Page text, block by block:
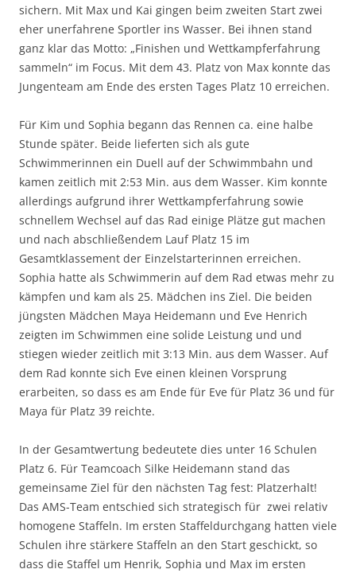
sichern. Mit Max und Kai gingen beim zweiten Start zwei
eher unerfahrene Sportler ins Wasser. Bei ihnen stand
ganz klar das Motto: „Finishen und Wettkampferfahrung
sammeln“ im Focus. Mit dem 43. Platz von Max konnte das
Jungenteam am Ende des ersten Tages Platz 10 erreichen.
Für Kim und Sophia begann das Rennen ca. eine halbe
Stunde später. Beide lieferten sich als gute
Schwimmerinnen ein Duell auf der Schwimmbahn und
kamen zeitlich mit 2:53 Min. aus dem Wasser. Kim konnte
allerdings aufgrund ihrer Wettkampferfahrung sowie
schnellem Wechsel auf das Rad einige Plätze gut machen
und nach abschließendem Lauf Platz 15 im
Gesamtklassement der Einzelstarterinnen erreichen.
Sophia hatte als Schwimmerin auf dem Rad etwas mehr zu
kämpfen und kam als 25. Mädchen ins Ziel. Die beiden
jüngsten Mädchen Maya Heidemann und Eve Henrich
zeigten im Schwimmen eine solide Leistung und und
stiegen wieder zeitlich mit 3:13 Min. aus dem Wasser. Auf
dem Rad konnte sich Eve einen kleinen Vorsprung
erarbeiten, so dass es am Ende für Eve für Platz 36 und für
Maya für Platz 39 reichte.
In der Gesamtwertung bedeutete dies unter 16 Schulen
Platz 6. Für Teamcoach Silke Heidemann stand das
gemeinsame Ziel für den nächsten Tag fest: Platzerhalt!
Das AMS-Team entschied sich strategisch für zwei relativ
homogene Staffeln. Im ersten Staffeldurchgang hatten viele
Schulen ihre stärkere Staffeln an den Start geschickt, so
dass die Staffel um Henrik, Sophia und Max im ersten